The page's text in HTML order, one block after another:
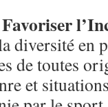
diversité en
de toutes
et